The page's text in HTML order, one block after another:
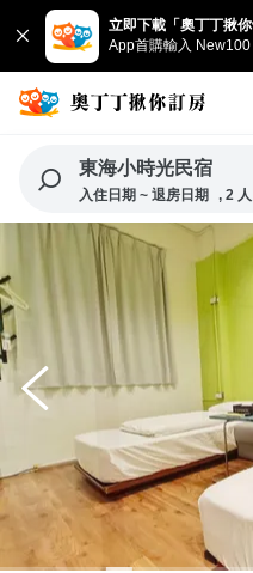
立即下載「奧丁丁揪
App首購輸入
東海小時光民宿
入住日期 ~ 退房日期 , 2 人